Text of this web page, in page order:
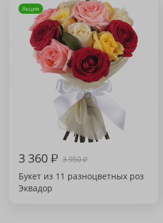
Акция
3 360₽ 3 950₽
Букет из 11 разноцветных роз
Эквадор